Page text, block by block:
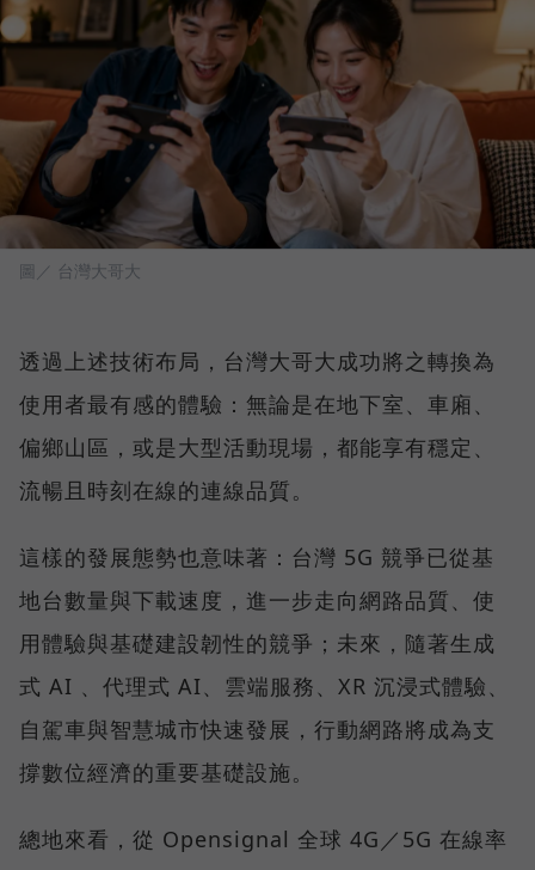
圖／ 台灣大哥大
透過上述技術布局，台灣大哥大成功將之轉換為
使用者最有感的體驗：無論是在地下室、車廂、
偏鄉山區，或是大型活動現場，都能享有穩定、
流暢且時刻在線的連線品質。
這樣的發展態勢也意味著：台灣 5G 競爭已從基
地台數量與下載速度，進一步走向網路品質、使
用體驗與基礎建設韌性的競爭；未來，隨著生成
式 AI 、代理式 AI、雲端服務、XR 沉浸式體驗、
自駕車與智慧城市快速發展，行動網路將成為支
撐數位經濟的重要基礎設施。
總地來看，從 Opensignal 全球 4G／5G 在線率